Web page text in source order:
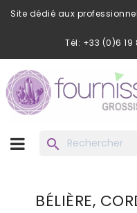
Site dédié aux
Tél: +33 (0)6 19
search
BÉLIÈRE,